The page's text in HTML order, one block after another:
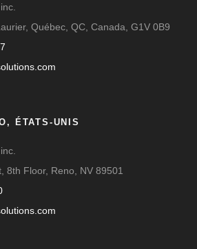
Québec, QC, Canada, G1V 0B9
ÉTATS-UNIS
8th Floor, Reno, NV 89501